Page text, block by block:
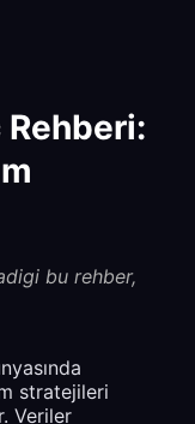
bu rehber,
stratejileri
Veriler